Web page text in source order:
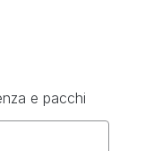
e pacchi